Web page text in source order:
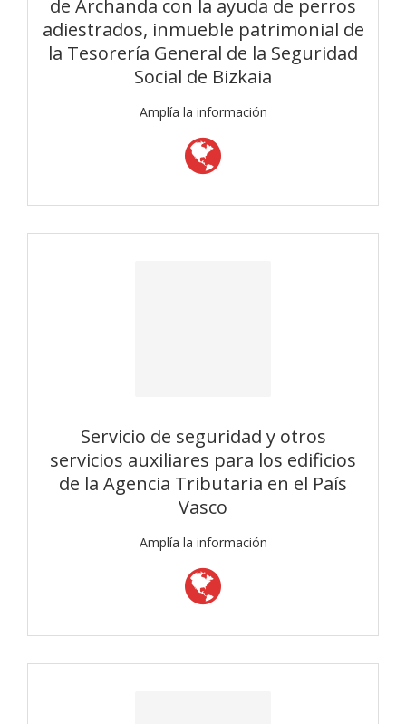
de Archanda con la ayuda de perros
adiestrados, inmueble patrimonial de
la Tesorería General de la Seguridad
Social de Bizkaia
Amplía la información
Servicio de seguridad y otros
servicios auxiliares para los edificios
de la Agencia Tributaria en el País
Vasco
Amplía la información